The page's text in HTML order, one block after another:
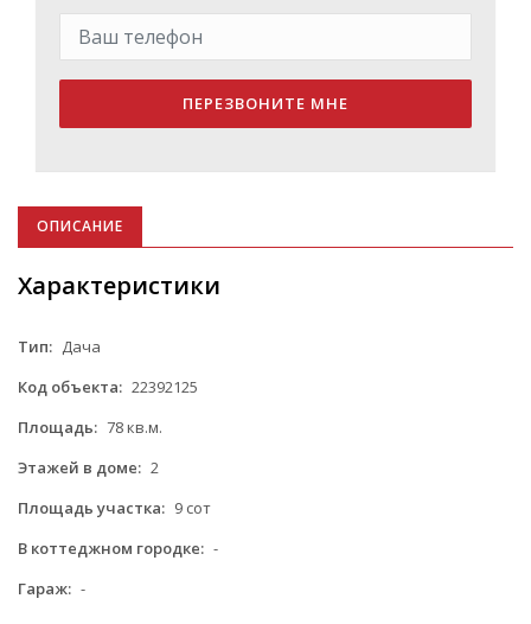
ПЕРЕЗВОНИТЕ МНЕ
ОПИСАНИЕ
Характеристики
Тип: Дача
Код объекта: 22392125
Площадь: 78 кв.м.
Этажей в доме: 2
Площадь участка: 9 сот
В коттеджном городке: -
Гараж: -